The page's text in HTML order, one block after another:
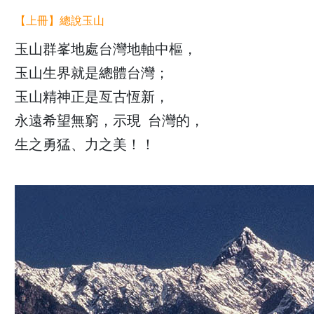
【上冊】 總說玉山
玉山群峯地處台灣地軸中樞，
玉山生界就是總體台灣；
玉山精神正是亙古恆新，
永遠希望無窮，示現 台灣的，
生之勇猛、力之美！！